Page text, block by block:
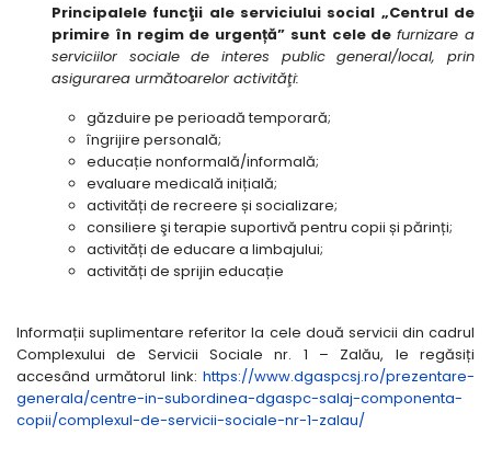
Principalele funcţii ale serviciului social „Centrul de
primire în regim de urgență” sunt cele de furnizare a
serviciilor sociale de interes public general/local, prin
asigurarea următoarelor activităţi:
găzduire pe perioadă temporară;
îngrijire personală;
educație nonformală/informală;
evaluare medicală inițială;
activități de recreere și socializare;
consiliere şi terapie suportivă pentru copii și părinți;
activități de educare a limbajului;
activități de sprijin educație
Informații suplimentare referitor la cele două servicii din cadrul
Complexului de Servicii Sociale nr. 1 – Zalău, le regăsiți
accesând următorul link: https://www.dgaspcsj.ro/prezentare-
generala/centre-in-subordinea-dgaspc-salaj-componenta-
copii/complexul-de-servicii-sociale-nr-1-zalau/